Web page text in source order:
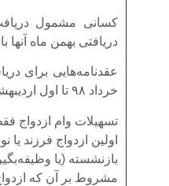
دریافتی بهمن ماه آنها
عقدنامه‌هایی برای
خرداد ۹۸ تا اول اردیبهشت ۱۴۰۰ باشد.
تسهیلات وام ازدواج
اولین ازدواج فرزند یا
بازنشسته (یا
مشروط بر آن که